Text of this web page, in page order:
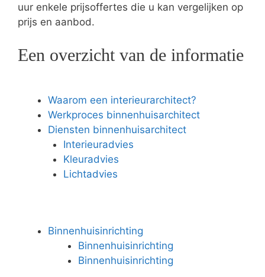
uur enkele prijsoffertes die u kan vergelijken op
prijs en aanbod.
Een overzicht van de informatie
Waarom een interieurarchitect?
Werkproces binnenhuisarchitect
Diensten binnenhuisarchitect
Interieuradvies
Kleuradvies
Lichtadvies
Binnenhuisinrichting
Binnenhuisinrichting
Binnenhuisinrichting